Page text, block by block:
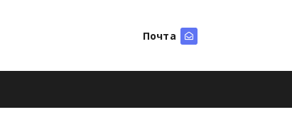
Почта